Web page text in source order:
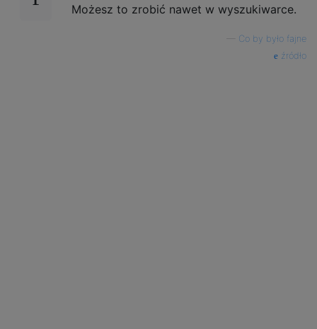
Możesz to zrobić nawet w wyszukiwarce.
Co by było fajne
źródło